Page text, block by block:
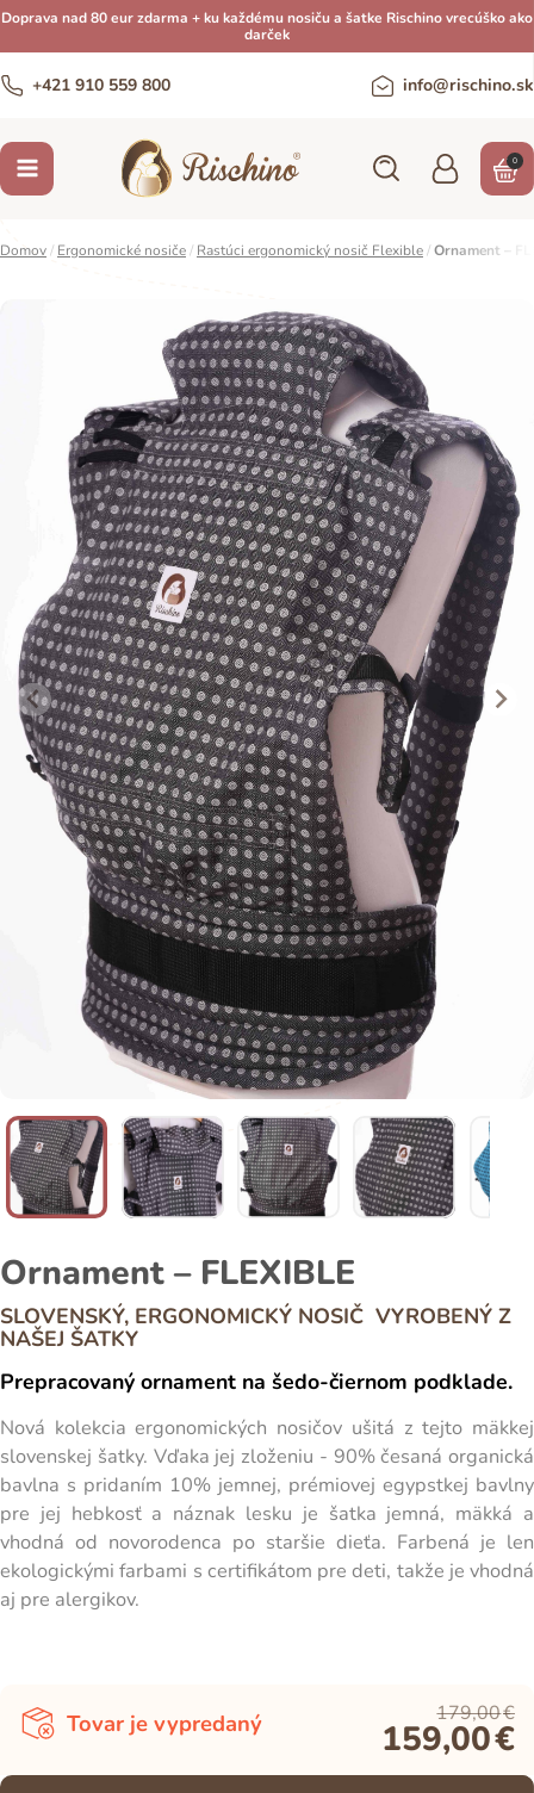
Doprava nad 80 eur zdarma + ku každému nosiču a šatke Rischino vrecúško ako
darček
+421 910 559 800 info@rischino.sk
0
Domov/ Ergonomické nosiče/ Rastúci ergonomický nosič Flexible/Ornament –
Ornament – FLEXIBLE
SLOVENSKÝ, ERGONOMICKÝ NOSIČ VYROBENÝ Z
NAŠEJ ŠATKY
Prepracovaný ornament na šedo-čiernom podklade.
Nová kolekcia ergonomických nosičov ušitá z tejto mäkkej
slovenskej šatky. Vďaka jej zloženiu - 90% česaná organická
bavlna s pridaním 10% jemnej, prémiovej egypstkej bavlny
pre jej hebkosť a náznak lesku je šatka jemná, mäkká a
vhodná od novorodenca po staršie dieťa. Farbená je len
ekologickými farbami s certifikátom pre deti, takže je vhodná
aj pre alergikov.
Tovar je vypredaný 179,00€
159,00€